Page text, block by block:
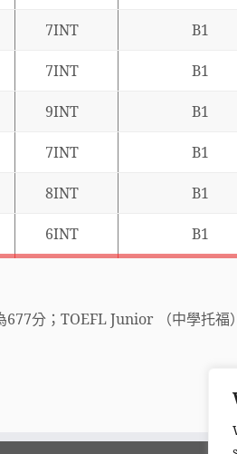
7INT B1
7INT B1
9INT B1
7INT B1
8INT B1
6INT B1
677分；TOEFL Junior （中學托福